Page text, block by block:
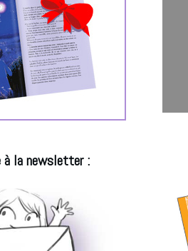
à la newsletter :